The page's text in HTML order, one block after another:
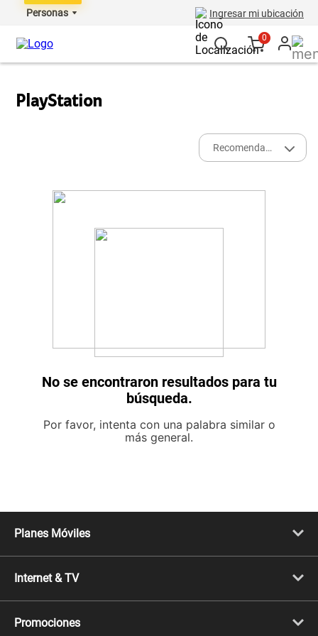
Personas Ingresar mi ubicación
0
PlayStation
Recomendados
No se encontraron resultados para tu
búsqueda.
Por favor, intenta con una palabra similar o
más general.
Planes Móviles
Línea Nueva
Línea Adicional
Migración
Internet & TV
Internet + TV
Mejora tu plan
Promociones